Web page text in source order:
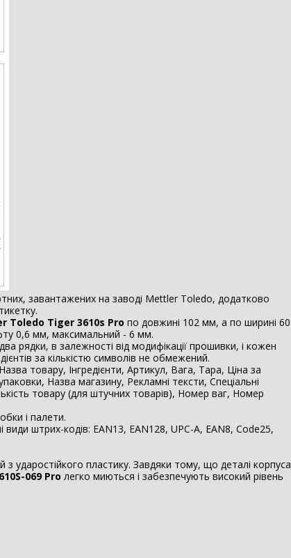
завантажених на заводі Mettler Toledo, додатково
Toledo Tiger 3610s Pro по довжині 102 мм, а по ширині 60
0,6 мм, максимальний - 6 мм.
рядки, в залежності від модифікації прошивки, і кожен
за кількістю символів не обмежений.
товару, Інгредієнти, Артикул, Вага, Тара, Ціна за
Назва магазину, Рекламні тексти, Спеціальні
товару (для штучних товарів), Номер ваг, Номер
і палети.
види штрих-кодів: EAN13, EAN128, UPC-A, EAN8, Code25,
з ударостійкого пластику. Завдяки тому, що деталі корпуса
069 Pro легко миються і забезпечують високий рівень